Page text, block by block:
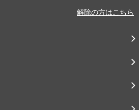
解除の方はこちら